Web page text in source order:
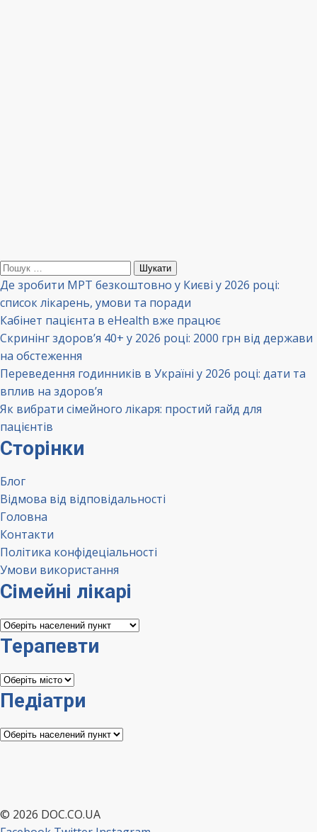
Пошук:
Де зробити МРТ безкоштовно у Києві у 2026 році:
список лікарень, умови та поради
Кабінет пацієнта в eHealth вже працює
Скринінг здоров’я 40+ у 2026 році: 2000 грн від держави
на обстеження
Переведення годинників в Україні у 2026 році: дати та
вплив на здоров’я
Як вибрати сімейного лікаря: простий гайд для
пацієнтів
Сторінки
Блог
Відмова від відповідальності
Головна
Контакти
Політика конфідеціальності
Умови використання
Сімейні лікарі
Сімейні
лікарі
Терапевти
Терапевти
Педіатри
Педіатри
© 2026 DOC.CO.UA